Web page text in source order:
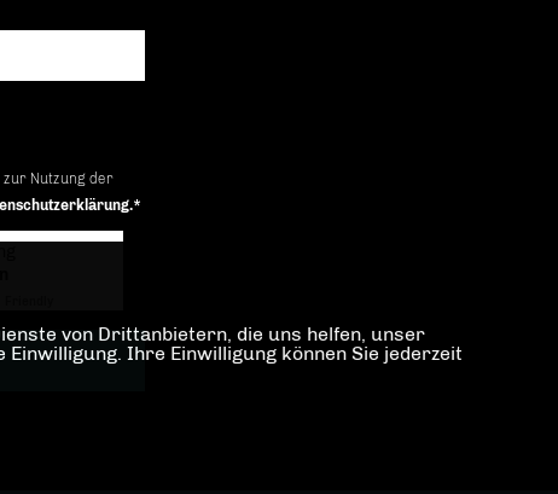
Nutzung der
von Drittanbietern, die uns helfen, unser
Ihre Einwilligung können Sie jederzeit